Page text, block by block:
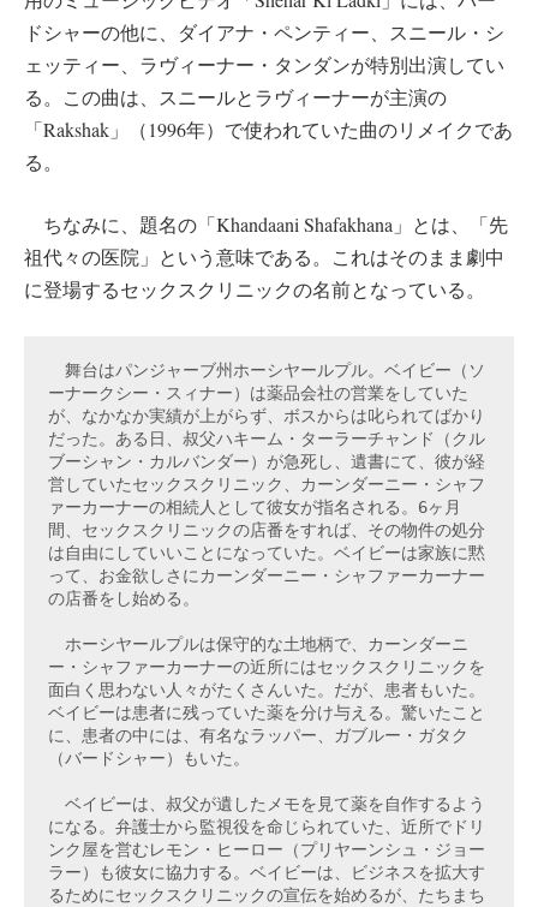
ドシャーの他に、ダイアナ・ペンティー、スニール・シ
ェッティー、ラヴィーナー・タンダンが特別出演してい
る。この曲は、スニールとラヴィーナーが主演の
「Rakshak」（1996年）で使われていた曲のリメイクであ
る。
ちなみに、題名の「Khandaani Shafakhana」とは、「先
祖代々の医院」という意味である。これはそのまま劇中
に登場するセックスクリニックの名前となっている。
舞台はパンジャーブ州ホーシヤールプル。ベイビー（ソ
ーナークシー・スィナー）は薬品会社の営業をしていた
が、なかなか実績が上がらず、ボスからは叱られてばかり
だった。ある日、叔父ハキーム・ターラーチャンド（クル
ブーシャン・カルバンダー）が急死し、遺書にて、彼が経
営していたセックスクリニック、カーンダーニー・シャフ
ァーカーナーの相続人として彼女が指名される。6ヶ月
間、セックスクリニックの店番をすれば、その物件の処分
は自由にしていいことになっていた。ベイビーは家族に黙
って、お金欲しさにカーンダーニー・シャファーカーナー
の店番をし始める。
ホーシヤールプルは保守的な土地柄で、カーンダーニ
ー・シャファーカーナーの近所にはセックスクリニックを
面白く思わない人々がたくさんいた。だが、患者もいた。
ベイビーは患者に残っていた薬を分け与える。驚いたこと
に、患者の中には、有名なラッパー、ガブルー・ガタク
（バードシャー）もいた。
ベイビーは、叔父が遺したメモを見て薬を自作するよう
になる。弁護士から監視役を命じられていた、近所でドリ
ンク屋を営むレモン・ヒーロー（プリヤーンシュ・ジョー
ラー）も彼女に協力する。ベイビーは、ビジネスを拡大す
るためにセックスクリニックの宣伝を始めるが、たちまち